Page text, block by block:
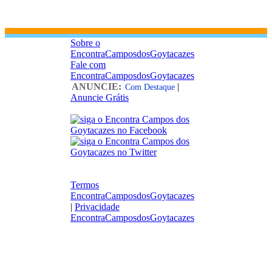
Sobre o
EncontraCamposdosGoytacazes
Fale com
EncontraCamposdosGoytacazes
ANUNCIE: Com Destaque |
Anuncie Grátis
Termos
EncontraCamposdosGoytacazes
| Privacidade
EncontraCamposdosGoytacazes